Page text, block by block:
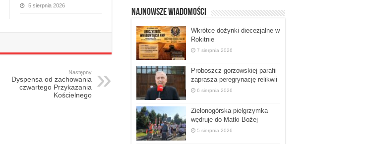
5 sierpnia 2026
Następny
Dyspensa od zachowania
czwartego Przykazania
Kościelnego
Najnowsze Wiadomości
Wkrótce dożynki diecezjalne w
Rokitnie
7 sierpnia 2026
Proboszcz gorzowskiej parafii
zaprasza peregrynację relikwii
6 sierpnia 2026
Zielonogórska pielgrzymka
wędruje do Matki Bożej
5 sierpnia 2026